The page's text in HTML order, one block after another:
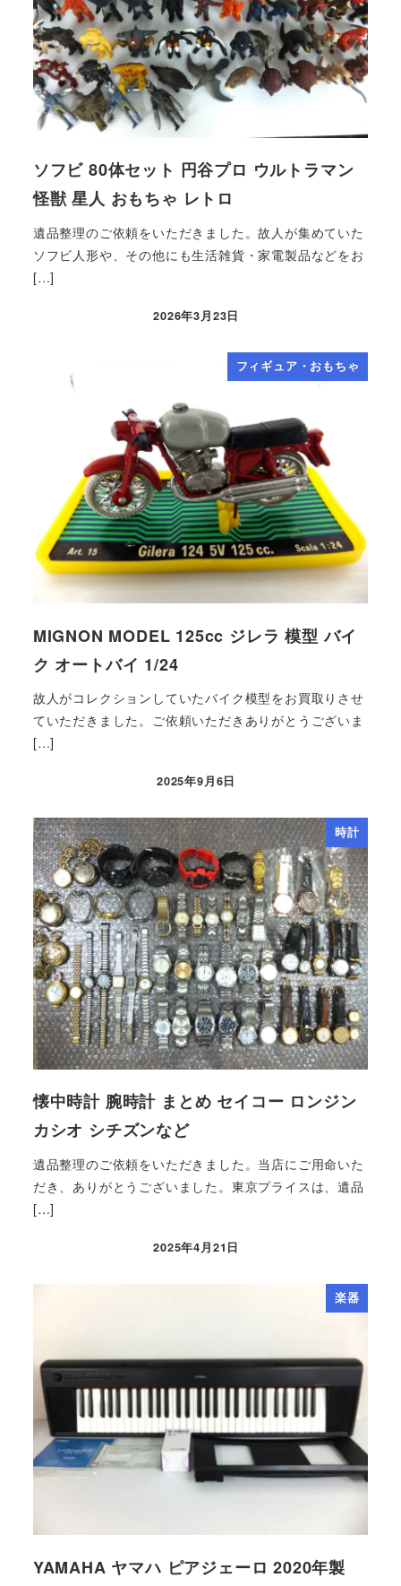
ソフビ 80体セット 円谷プロ ウルトラマン
怪獣 星人 おもちゃ レトロ
遺品整理のご依頼をいただきました。故人が集めていた
ソフビ人形や、その他にも生活雑貨・家電製品などをお
[…]
2026年3月23日
フィギュア・おもちゃ
MIGNON MODEL 125cc ジレラ 模型 バイ
ク オートバイ 1/24
故人がコレクションしていたバイク模型をお買取りさせ
ていただきました。ご依頼いただきありがとうございま
[…]
2025年9月6日
時計
懐中時計 腕時計 まとめ セイコー ロンジン
カシオ シチズンなど
遺品整理のご依頼をいただきました。当店にご用命いた
だき、ありがとうございました。東京プライスは、遺品
[…]
2025年4月21日
楽器
YAMAHA ヤマハ ピアジェーロ 2020年製